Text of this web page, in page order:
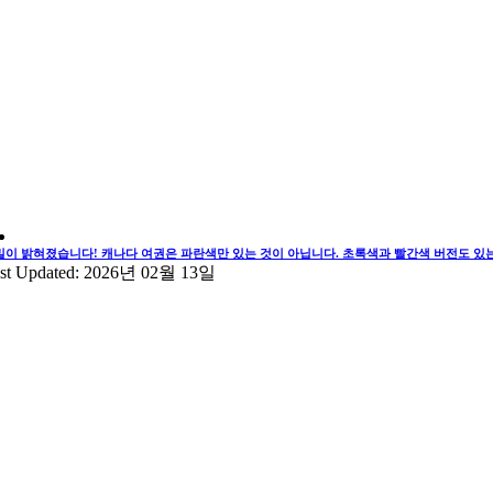
이 밝혀졌습니다! 캐나다 여권은 파란색만 있는 것이 아닙니다. 초록색과 빨간색 버전도 있
Updated: 2026년 02월 13일